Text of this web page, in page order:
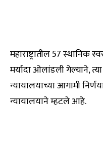
महाराष्ट्रातील 57 स्थानिक
मर्यादा ओलांडली गेल्याने,
न्यायालयाच्या आगामी
न्यायालयाने म्हटले आहे.